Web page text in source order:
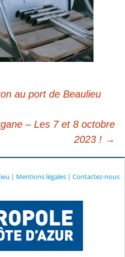
au port de Beaulieu
– Les 7 et 8 octobre
2023 ! →
| Mentions légales| Contactez-nous